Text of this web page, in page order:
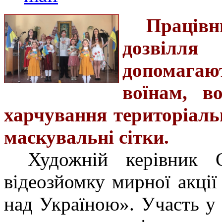
воїнам,
харчування
маскувальні сітки.
Художній керівник
відеозйомку мирної
над Україною». Участь у